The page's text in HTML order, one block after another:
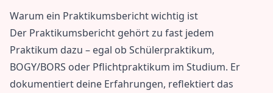
Warum ein Praktikumsbericht wichtig ist
Der Praktikumsbericht gehört zu fast jedem
Praktikum dazu – egal ob Schülerpraktikum,
BOGY/BORS oder Pflichtpraktikum im Studium. Er
dokumentiert deine Erfahrungen, reflektiert das